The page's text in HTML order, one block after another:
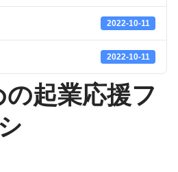
2022-10-11
2022-10-11
起業応援フ